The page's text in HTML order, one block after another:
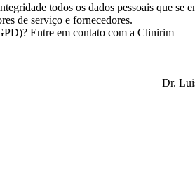
todos os dados pessoais que se
de serviço e fornecedores.
Entre em contato com a Clinirim
Dr.